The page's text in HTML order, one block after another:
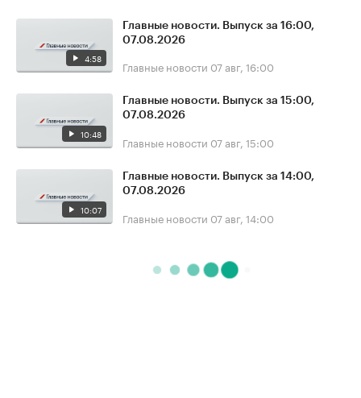
4:58
Главные новости. Выпуск за 16:00,
07.08.2026
Главные новости 07 авг, 16:00
10:48
Главные новости. Выпуск за 15:00,
07.08.2026
Главные новости 07 авг, 15:00
10:07
Главные новости. Выпуск за 14:00,
07.08.2026
Главные новости 07 авг, 14:00